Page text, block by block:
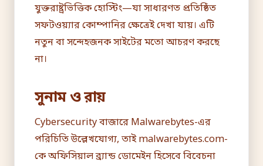
যুক্তরাষ্ট্রভিত্তিক হোস্টিং—যা সাধারণত প্রতিষ্ঠিত
সফটওয়্যার কোম্পানির ক্ষেত্রেই দেখা যায়। এটি
নতুন বা সন্দেহজনক সাইটের মতো আচরণ করছে
না।
সুনাম ও রায়
Cybersecurity বাজারে Malwarebytes-এর
পরিচিতি উল্লেখযোগ্য, তাই malwarebytes.com-
কে অফিসিয়াল ব্র্যান্ড ডোমেইন হিসেবে বিবেচনা